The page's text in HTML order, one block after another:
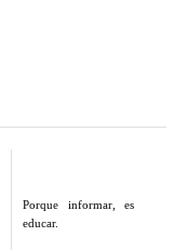
Porque informar, es
educar.